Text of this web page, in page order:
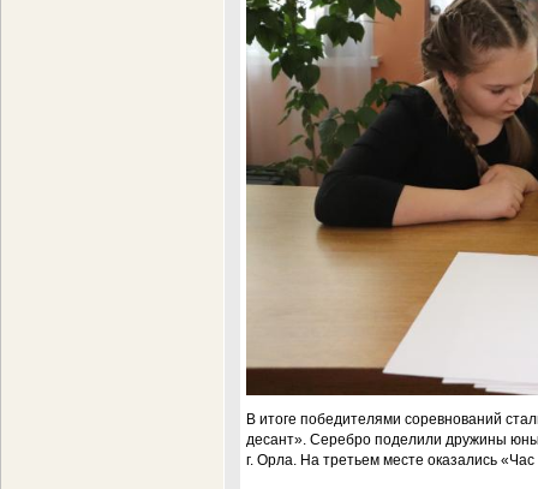
В итоге победителями соревнований
десант». Серебро поделили дружины
г. Орла. На третьем месте оказались